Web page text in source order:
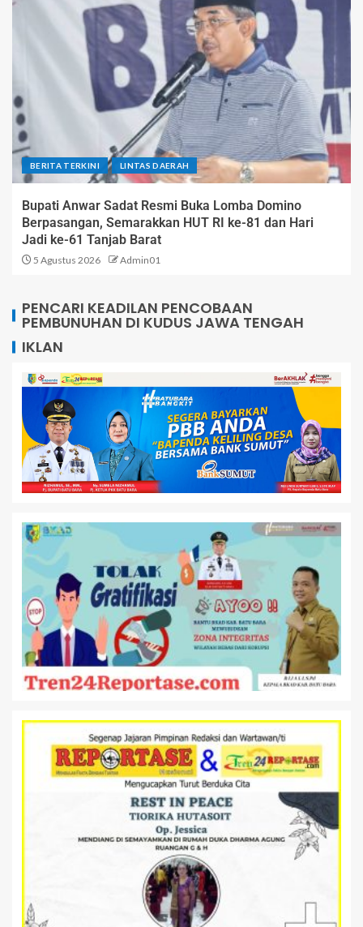
BERITA TERKINI LINTAS DAERAH
Bupati Anwar Sadat Resmi Buka Lomba Domino
Berpasangan, Semarakkan HUT RI ke-81 dan Hari
Jadi ke-61 Tanjab Barat
5 Agustus 2026 Admin01
PENCARI KEADILAN PENCOBAAN
PEMBUNUHAN DI KUDUS JAWA TENGAH
IKLAN